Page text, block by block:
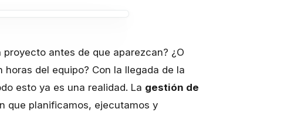
antes de que aparezcan? ¿O
del equipo? Con la llegada de la
esto ya es una realidad. La gestión de
que planificamos, ejecutamos y